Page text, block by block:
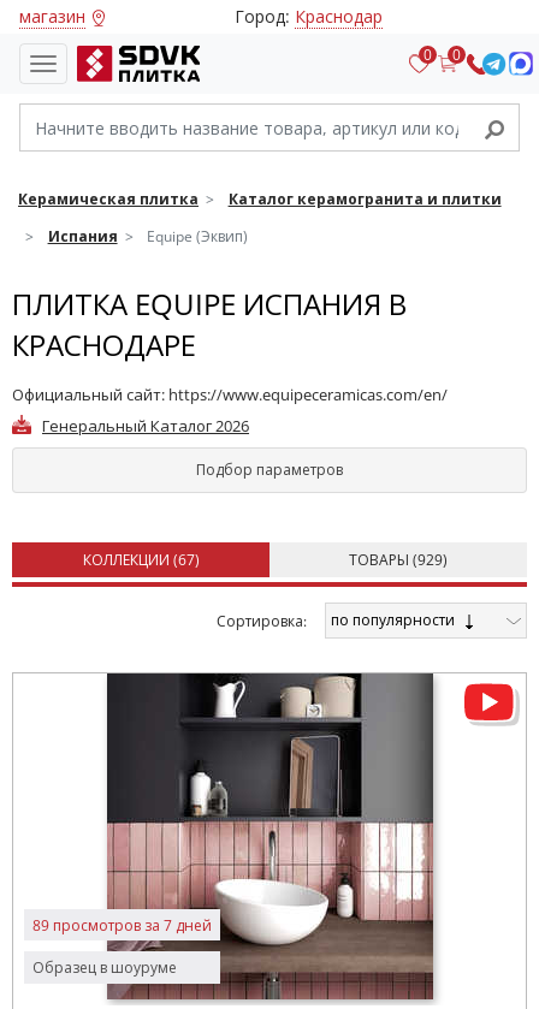
магазин Город: Краснодар
0 0
Керамическая плитка
Каталог керамогранита и плитки
Испания
Equipe (Эквип)
ПЛИТКА EQUIPE ИСПАНИЯ В
КРАСНОДАРЕ
Официальный сайт: https://www.equipeceramicas.com/en/
Генеральный Каталог 2026
Подбор параметров
КОЛЛЕКЦИИ (67) ТОВАРЫ (929)
Cортировка: по популярности
Образец в шоуруме
89 просмотров за 7 дней